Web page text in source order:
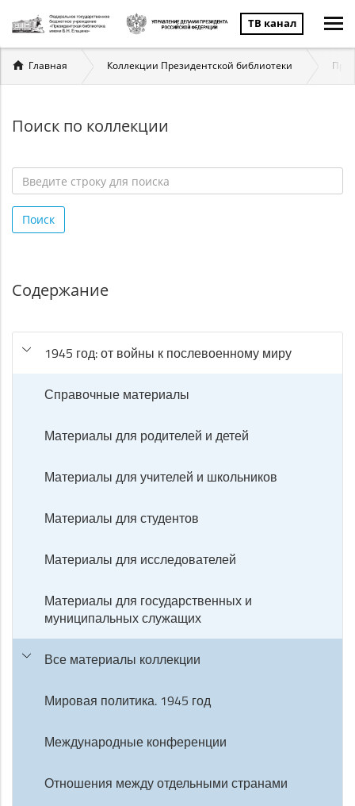
ТВ канал
Вы
здесь
Главная Коллекции Президентской библиотеки
Поиск по коллекции
строку
для
Поиск
Содержание
1945 год: от войны к послевоенному миру
Справочные материалы
Материалы для родителей и детей
Материалы для учителей и школьников
Материалы для студентов
Материалы для исследователей
Материалы для государственных и
муниципальных служащих
Все материалы коллекции
Мировая политика. 1945 год
Международные конференции
Отношения между отдельными странами